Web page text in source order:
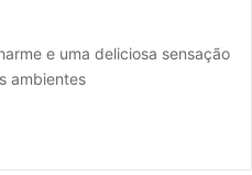
e uma deliciosa sensação
ambientes